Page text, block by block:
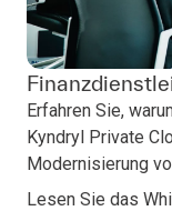
Erfahren Sie,
Kyndryl Private
Modernisierung
Lesen Sie das